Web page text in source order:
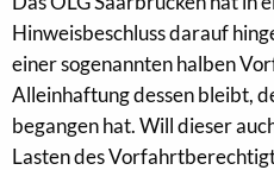
Hinweisbeschluss darauf
einer sogenannten halben
Alleinhaftung dessen bleibt,
begangen hat. Will dieser
Lasten des